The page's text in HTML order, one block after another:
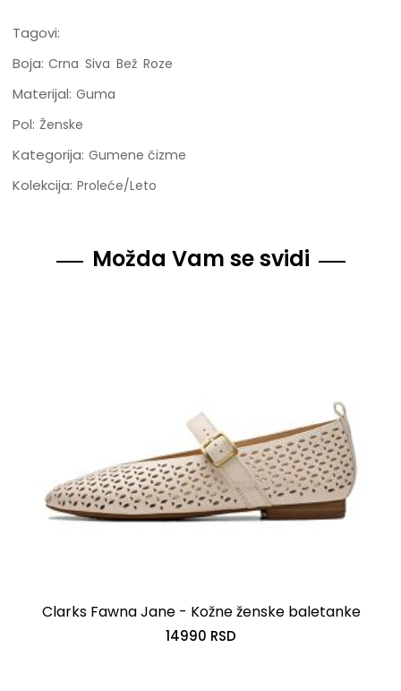
Tagovi:
Boja: Crna Siva Bež Roze
Materijal: Guma
Pol: Ženske
Kategorija: Gumene čizme
Kolekcija: Proleće/Leto
Možda Vam se svidi
Clarks Fawna Jane - Kožne ženske baletanke
14990 RSD